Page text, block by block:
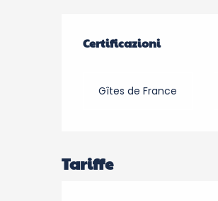
Offerte di
Certificazioni
Certificazioni
Gîtes de France
Tariffe